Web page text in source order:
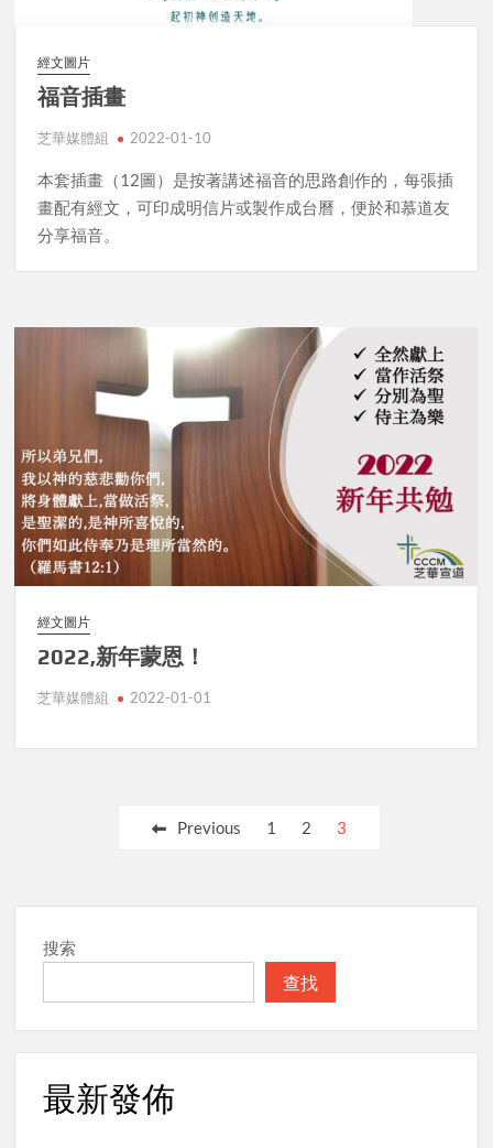
經文圖片
福音插畫
芝華媒體組 2022-01-10
本套插畫（12圖）是按著講述福音的思路創作的，每張插
畫配有經文，可印成明信片或製作成台曆，便於和慕道友
分享福音。
經文圖片
2022,新年蒙恩！
芝華媒體組 2022-01-01
Previous 1 2 3
搜索
查找
最新發佈